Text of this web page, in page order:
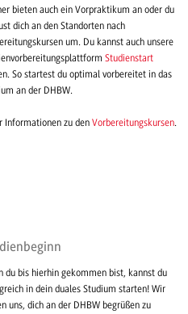
bieten auch ein Vorpraktikum an oder du
dich an den Standorten nach
um. Du kannst auch unsere
Studienstart
So startest du optimal vorbereitet in das
an der DHBW.
Informationen zu den Vorbereitungskursen.
du bis hierhin gekommen bist, kannst du
in dein duales Studium starten! Wir
uns, dich an der DHBW begrüßen zu